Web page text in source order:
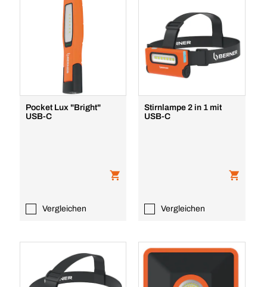
Pocket Lux "Bright"
USB-C
Vergleichen
Stirnlampe 2 in 1 mit
USB-C
Vergleichen